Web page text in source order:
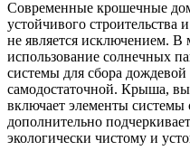
Современные крошечные
устойчивого строительства
не является исключением. В
использование солнечных
системы для сбора
самодостаточной. Крыша,
включает элементы
дополнительно
экологически чистому и